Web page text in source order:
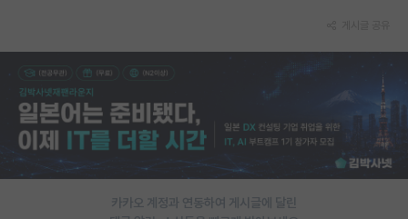
임용 후기 게시판
PI 전용 게시판
인문사회 계열 게시판
특수/전문대학원 게시판
카카오 계정과 연동하여 게시글에 달린